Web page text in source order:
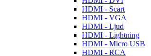
HDMI - Scart
HDMI - VGA
HDMI - Ljud
HDMI - Lightning
HDMI - Micro USB
HDMI - RCA